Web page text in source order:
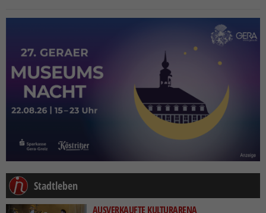
Stadtleben
AUSVERKAUFTE KULTURARENA